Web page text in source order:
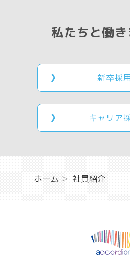
私たちと働
新卒採用
キャリア
ホーム 社員紹介